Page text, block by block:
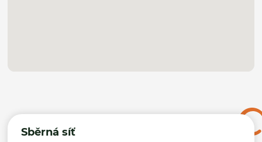
Sběrná síť